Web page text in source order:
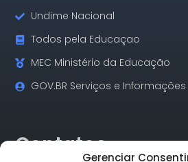
Gerenciar
Undime Nacional
Todos pela Educaçao
MEC Ministério da Educação
GOV.BR Serviços e Informações
Contatos